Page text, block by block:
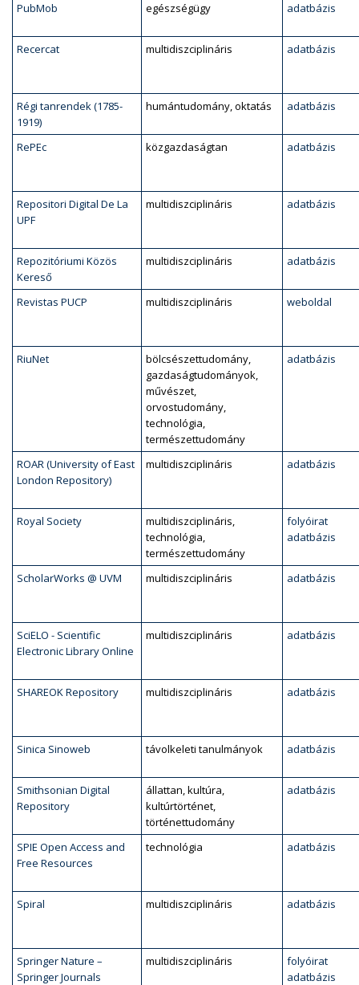
PubMob egészségügy adatbázis
Recercat multidiszciplináris adatbázis
Régi tanrendek (1785-
1919)
humántudomány, oktatás adatbázis
RePEc közgazdaságtan adatbázis
Repositori Digital De La
UPF
multidiszciplináris adatbázis
Repozitóriumi Közös
Kereső
multidiszciplináris adatbázis
Revistas PUCP multidiszciplináris weboldal
RiuNet
bölcsészettudomány,
gazdaságtudományok,
művészet,
orvostudomány,
technológia,
természettudomány
adatbázis
ROAR (University of East
London Repository)
multidiszciplináris adatbázis
Royal Society
multidiszciplináris,
technológia,
természettudomány
folyóirat
adatbázis
ScholarWorks @ UVM multidiszciplináris adatbázis
SciELO - Scientific
Electronic Library Online
multidiszciplináris adatbázis
SHAREOK Repository multidiszciplináris adatbázis
Sinica Sinoweb távolkeleti tanulmányok adatbázis
Smithsonian Digital
Repository
állattan, kultúra,
kultúrtörténet,
történettudomány
adatbázis
SPIE Open Access and
Free Resources
technológia adatbázis
Spiral multidiszciplináris adatbázis
Springer Nature –
Springer Journals
multidiszciplináris
folyóirat
adatbázis